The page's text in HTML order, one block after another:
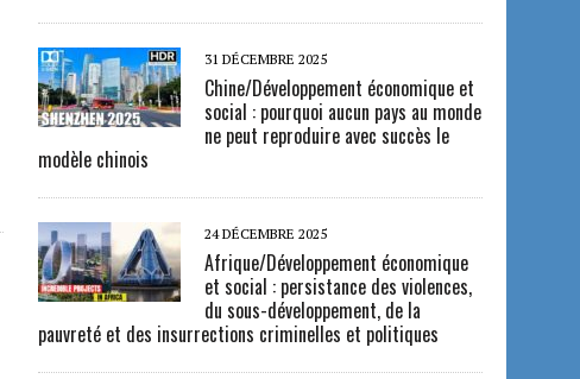
31 DÉCEMBRE 2025
Chine/Développement économique et
social : pourquoi aucun pays au monde
ne peut reproduire avec succès le
modèle chinois
24 DÉCEMBRE 2025
Afrique/Développement économique
et social : persistance des violences,
du sous-développement, de la
pauvreté et des insurrections criminelles et politiques